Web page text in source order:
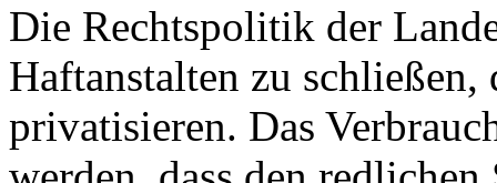
Die Rechtspolitik der
Haftanstalten zu
privatisieren. Das